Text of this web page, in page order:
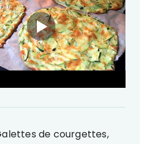
de courgettes,